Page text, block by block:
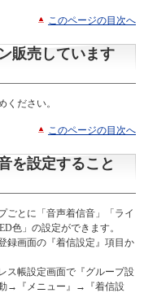
このページの目次へ
販売しています
ください。
このページの目次へ
を設定すること
ごとに「音声着信音」「ライ
色」の設定ができます。
録画面の『着信設定』項目か
ス帳設定画面で『グループ設
→『メニュー』→『着信設